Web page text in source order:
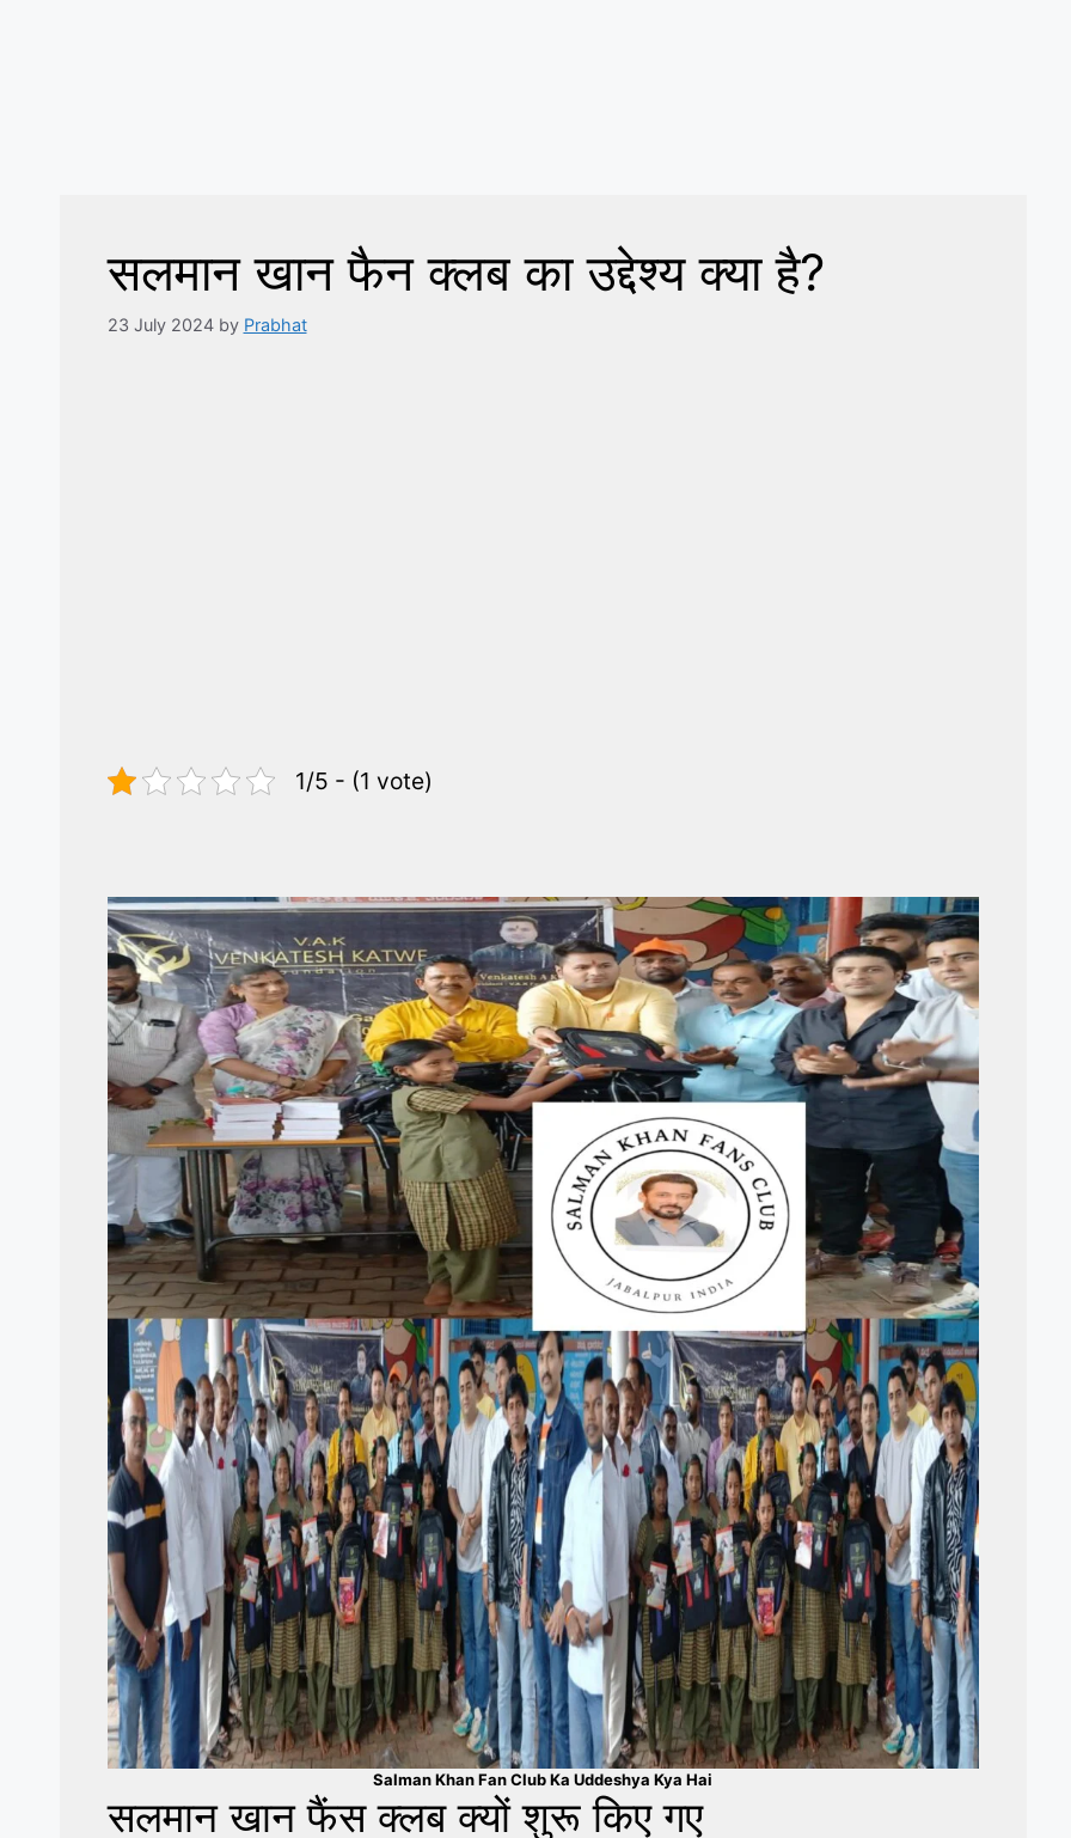
सलमान खान फैन क्लब का उद्देश्य क्या है?
23 July 2024 by Prabhat
1/5 - (1 vote)
Salman Khan Fan Club Ka Uddeshya Kya Hai
सलमान खान फैंस क्लब क्यों शुरू किए गए